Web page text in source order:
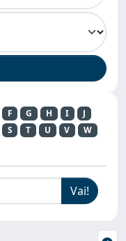
F G H I
J
S T U V
W